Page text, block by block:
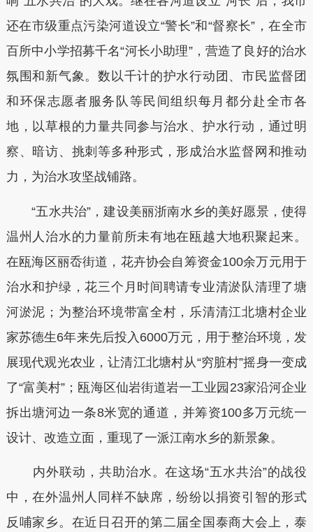
还在市级重点污染河道设立“警长”和“督察长”，在全市
百所中小学招募千名“河长小助理”，营造了良好的治水
氛围和新气象。数以千计的护水行动团、市民监督团
和环保志愿者服务队等民间组织每月都分赴全市各
地，以草根的力量共同参与治水、护水行动，通过明
察、暗访、挑刺等多种形式，形成治水监督网和推动
力，为治水攻坚战铺路。
“五水共治”，建设美丽浙南水乡的美好愿景，使得
温州人治水的力量前所未有地在瓯越大地积聚起来。
在瓯海区丽岙街道，花卉协会自筹资金100余万元用于
治水和护绿，花三个月时间聘请专业清淤队清理了塘
河淤泥；为整治环境带富全村，乐清清江北塘村企业
家苏德生6年来先后投入6000万元，用于整治环境，发
展现代观光农业，让清江北塘村从“穷脏村”摇身一变成
了“富美村”；瓯海区仙岩街道岩一工业园23家沿河企业
拆出塘河边一条8米宽的通道，并筹资100多万元统一
设计、改造立面，重现了一派江南水乡的新景象。
内外联动，共助治水。在这场“五水共治”的战役
中，在外温州人同样不缺席，纷纷以捐资引智的形式
反哺家乡。在近日召开的第二届全国泰商大会上，泰